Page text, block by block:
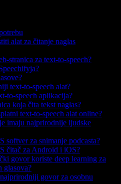
alat za čitanje naglas
stranica za text-to-speech?
text-to-speech alat?
to-speech aplikacija?
koja čita tekst naglas?
text-to-speech alat online?
imaju najprirodnije ljudske
za snimanje podcasta?
čitač za Android i iOS?
govor koriste deep learning za
glasova?
govor za osobnu